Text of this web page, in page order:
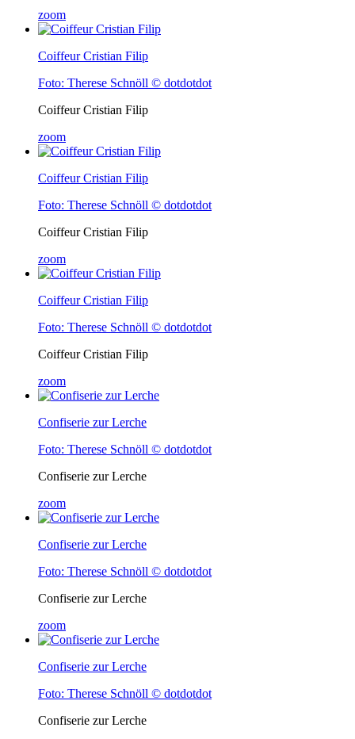
zoom
Coiffeur Cristian Filip
Foto: Therese Schnöll © dotdotdot
Coiffeur Cristian Filip
zoom
Coiffeur Cristian Filip
Foto: Therese Schnöll © dotdotdot
Coiffeur Cristian Filip
zoom
Coiffeur Cristian Filip
Foto: Therese Schnöll © dotdotdot
Coiffeur Cristian Filip
zoom
Confiserie zur Lerche
Foto: Therese Schnöll © dotdotdot
Confiserie zur Lerche
zoom
Confiserie zur Lerche
Foto: Therese Schnöll © dotdotdot
Confiserie zur Lerche
zoom
Confiserie zur Lerche
Foto: Therese Schnöll © dotdotdot
Confiserie zur Lerche